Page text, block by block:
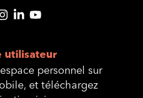
utilisateur
personnel sur
et téléchargez